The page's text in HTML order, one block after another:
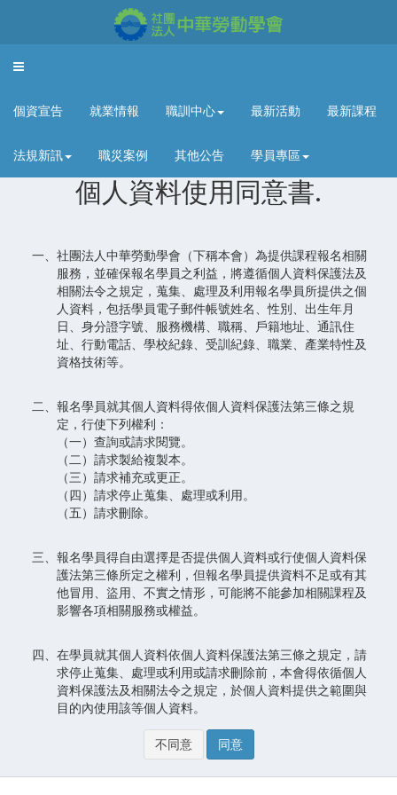
Toggle
個資宣告 就業情報 職訓中心 最新活動 最新課程
法規新訊 職災案例 其他公告 學員專區
個人資料使用同意書.
一、社團法人中華勞動學會（下稱本會）為提供課程報名相關
服務，並確保報名學員之利益，將遵循個人資料保護法及
相關法令之規定，蒐集、處理及利用報名學員所提供之個
人資料，包括學員電子郵件帳號姓名、性別、出生年月
日、身分證字號、服務機構、職稱、戶籍地址、通訊住
址、行動電話、學校紀錄、受訓紀錄、職業、產業特性及
資格技術等。
二、報名學員就其個人資料得依個人資料保護法第三條之規
定，行使下列權利：
（一）查詢或請求閱覽。
（二）請求製給複製本。
（三）請求補充或更正。
（四）請求停止蒐集、處理或利用。
（五）請求刪除。
三、報名學員得自由選擇是否提供個人資料或行使個人資料保
護法第三條所定之權利，但報名學員提供資料不足或有其
他冒用、盜用、不實之情形，可能將不能參加相關課程及
影響各項相關服務或權益。
四、在學員就其個人資料依個人資料保護法第三條之規定，請
求停止蒐集、處理或利用或請求刪除前，本會得依循個人
資料保護法及相關法令之規定，於個人資料提供之範圍與
目的內使用該等個人資料。
不同意 同意